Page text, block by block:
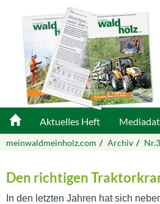
Aktuelles Heft
meinwaldmeinholz.com Archiv
Den richtigen
In den letzten Jahren hat sich